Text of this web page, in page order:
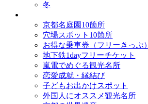
冬
京都名庭園10箇所
穴場スポット10箇所
お得な乗車券（フリーきっぷ）
地下鉄1dayフリーチケット
嵐電でめぐる観光名所
恋愛成就・縁結び
子どもお出かけスポット
外国人にオススメ観光名所